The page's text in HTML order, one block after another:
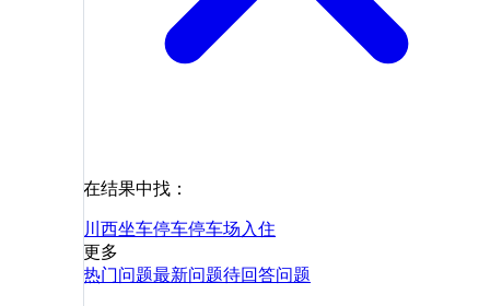
在结果中找：
川西坐车停车停车场 入住
更多
热门问题最新问题待回答问题